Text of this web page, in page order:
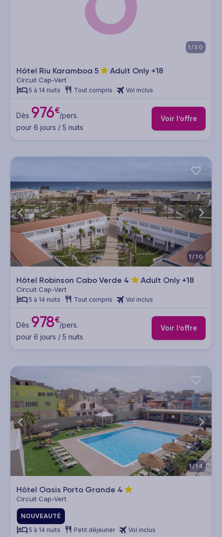
1/30
Hôtel Riu Karamboa 5 Adult Only +18
Circuit Cap-Vert
5 à 14 nuits Tout compris Vol inclus
Dès 976€/pers.
pour 6 jours / 5 nuits
Voir l’offre
1/10
Hôtel Robinson Cabo Verde 4 Adult Only +18
Circuit Cap-Vert
5 à 14 nuits Tout compris Vol inclus
Dès 978€/pers.
pour 6 jours / 5 nuits
Voir l’offre
1/14
Hôtel Oasis Porto Grande 4
Circuit Cap-Vert
NOUVEAUTÉ
5 à 14 nuits
Petit déjeuner Vol inclus